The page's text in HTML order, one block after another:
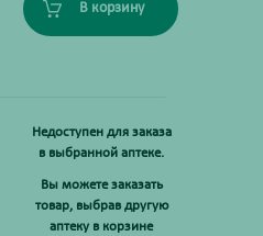
В корзину
Недоступен для заказа
в выбранной аптеке.
Вы можете заказать
товар, выбрав другую
аптеку в корзине